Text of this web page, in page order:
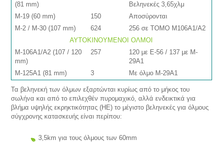
(81 mm)
Βεληνεκές 3,65χλμ
M-19 (60 mm)
150
Αποσύρονται
M-2 / Μ-30 (107 mm)
624
256 σε ΤΟΜΟ Μ106Α1/Α2
ΑΥΤΟΚΙΝΟΥΜΕΝΟΙ ΟΛΜΟΙ
M-106A1/A2 (107 / 120
mm)
257
120 με E-56 / 137 με M-
29A1
M-125A1 (81 mm)
3 Με όλμο M-29A1
Τα βεληνεκή των όλμων εξαρτώνται κυρίως από το μήκος του
σωλήνα και από το επιλεχθέν πυρομαχικό, αλλά ενδεικτικά για
βλήμα υψηλής εκρηκτικότητας (ΗΕ) το μέγιστο βεληνεκές για όλμους
σύγχρονης κατασκευής είναι περίπου:
3,5km για τους όλμους των 60mm